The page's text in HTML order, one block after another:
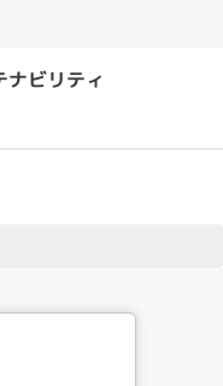
ナビリティ